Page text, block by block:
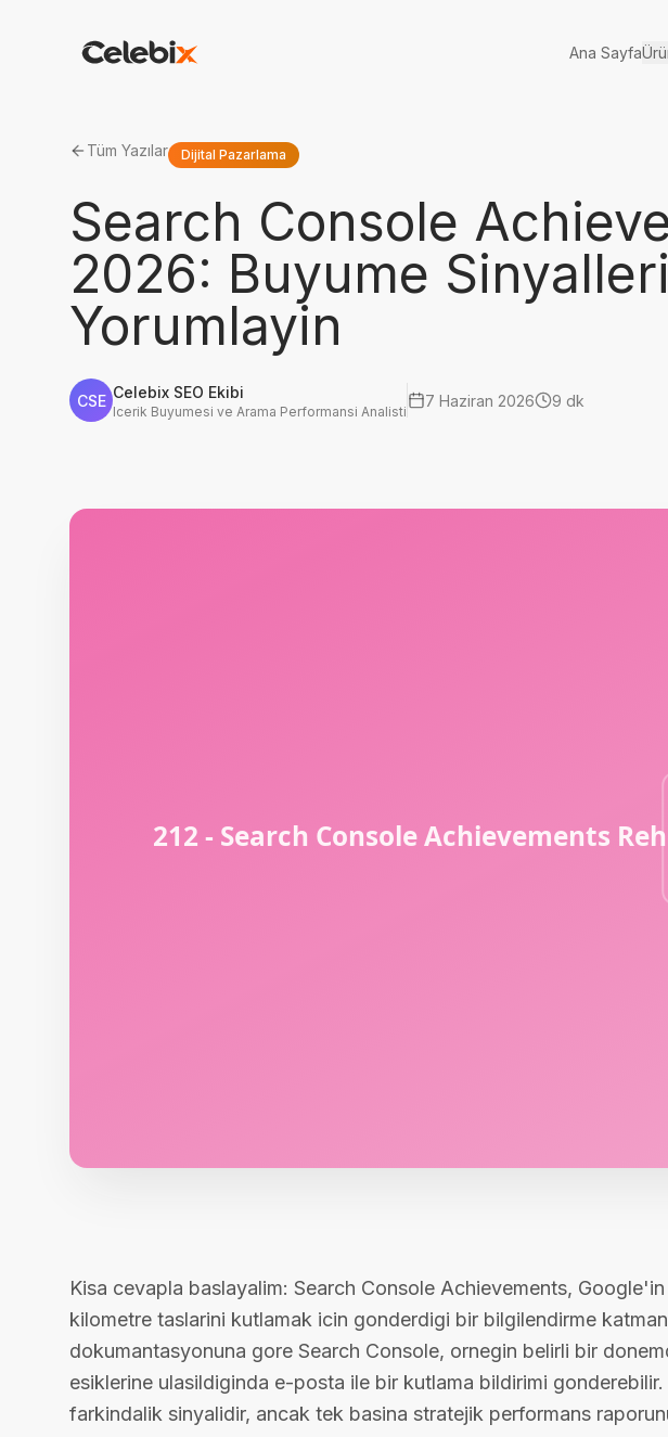
Ana Sayfa
Tüm Yazılar Dijital Pazarlama
Search Console
2026: Buyume
Yorumlayin
CSE Celebix SEO Ekibi
Icerik Buyumesi ve Arama Performansi Analisti
7 Haziran 2026 9 dk
Kisa cevapla baslayalim: Search Console Achievements,
kilometre taslarini kutlamak icin gonderdigi bir bilgilendirme
dokumantasyonuna gore Search Console, ornegin belirli bir
esiklerine ulasildiginda e-posta ile bir kutlama bildirimi
farkindalik sinyalidir, ancak tek basina stratejik performans